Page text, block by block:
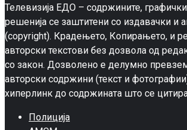
Телевизија ЕДО – содржините,
решенија се заштитени со издавачки и
(copyright). Крадењето, Копирањето, и
авторски текстови без дозвола од
со закон. Дозволено е делумно
авторски содржини (текст и
хиперлинк до содржината што се
Полиција